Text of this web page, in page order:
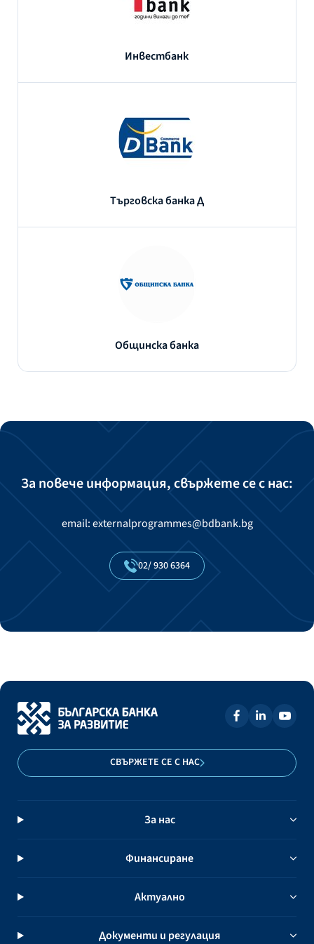
Инвестбанк
Търговска банка Д
Общинска банка
За повече информация, свържете се с нас:
email: externalprogrammes@bdbank.bg
02/9306364
СВЪРЖЕТЕ СЕ С НАС
За нас
Финансиране
Актуално
Документи и регулация